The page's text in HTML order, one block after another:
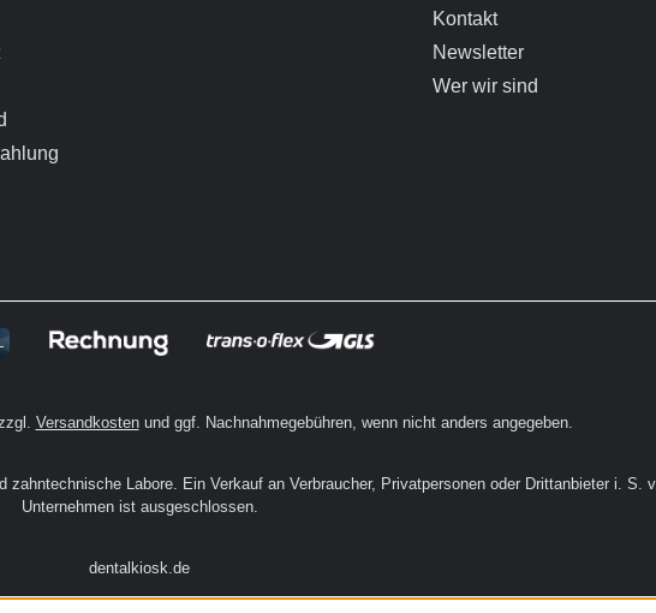
Kontakt
Newsletter
Wer wir sind
Versandkostenund ggf. Nachnahmegebühren, wenn nicht anders angegeben.
Labore. Ein Verkauf an Verbraucher, Privatpersonen oder Drittanbieter i. S.
Unternehmen ist ausgeschlossen.
dentalkiosk.de